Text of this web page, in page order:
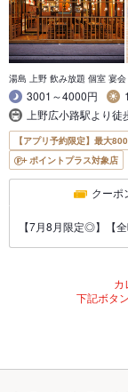
湯島 上野 飲み放題 個室 宴
3001～4000円
上野広小路駅より
【アプリ予約限定】最大
ポイントプラス対象店
クーポ
【7月8月限定◎】【
カ
下記ボタ